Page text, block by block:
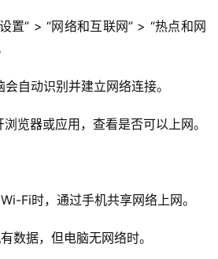
自动识别并建立网络连接。
览器或应用，查看是否可以上网。
Fi时，通过手机共享网络上网。
数据，但电脑无网络时。